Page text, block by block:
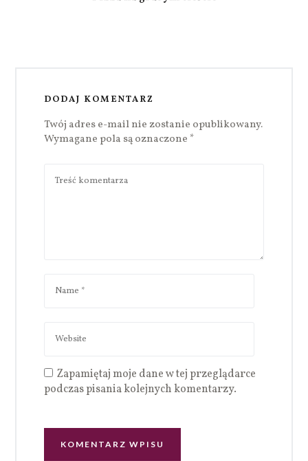
DODAJ KOMENTARZ
Twój adres e-mail nie zostanie opublikowany.
Wymagane pola są oznaczone *
Zapamiętaj moje dane w tej przeglądarce
podczas pisania kolejnych komentarzy.